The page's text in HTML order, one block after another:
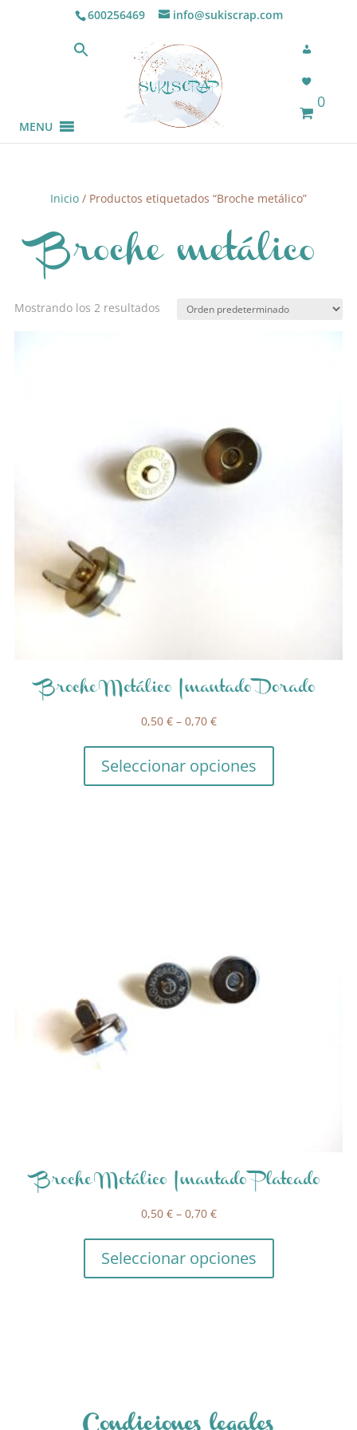
600256469 info@sukiscrap.com
0
MENU
Inicio / Productos etiquetados “Broche metálico”
Broche metálico
Mostrando los 2 resultados
Broche Metálico Imantado Dorado
0,50 €– 0,70 €
Seleccionar opciones
Broche Metálico Imantado Plateado
0,50 €– 0,70 €
Seleccionar opciones
Condiciones legales